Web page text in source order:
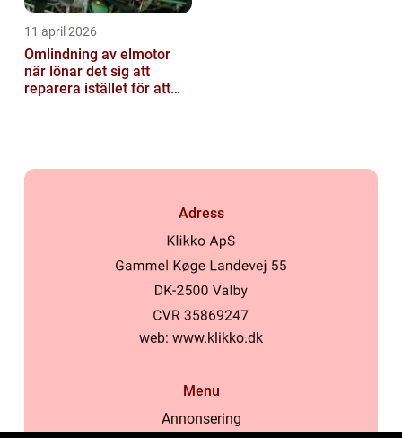
11 april 2026
Omlindning av elmotor
när lönar det sig att
reparera istället för att
Adress
web: www.klikko.dk
Menu
Annonsering